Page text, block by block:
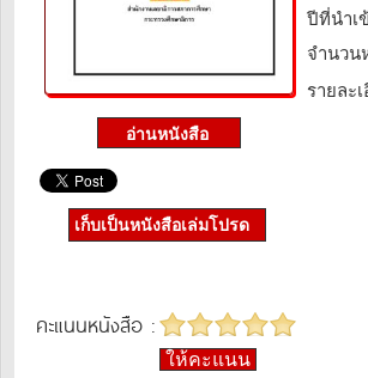
ปีที่นำเ
จำนวน
รายละ
เก็บเป็นหนังสือเล่มโปรด
คะแนนหนังสือ :
ให้คะแนน